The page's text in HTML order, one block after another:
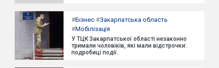
#Бізнес #Закарпатська область
#Мобілізація
У ТЦК Закарпатської області незаконно
тримали чоловіків, які мали відстрочки:
подробиці події.